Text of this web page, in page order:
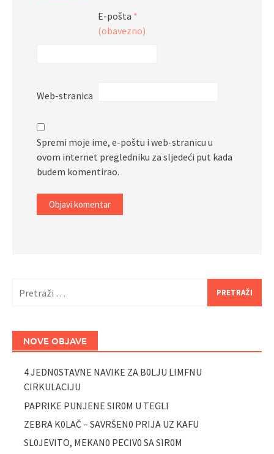
E-pošta *
(obavezno)
Web-stranica
Spremi moje ime, e-poštu i web-stranicu u
ovom internet pregledniku za sljedeći put kada
budem komentirao.
NOVE OBJAVE
4 JEDN0STAVNE NAVIKE ZA B0LJU LIMFNU
CIRKULACIJU
PAPRIKE PUNJENE SIR0M U TEGLI
ZEBRA K0LAČ – SAVRŠEN0 PRIJA UZ KAFU
SL0JEVITO, MEKAN0 PECIV0 SA SIR0M